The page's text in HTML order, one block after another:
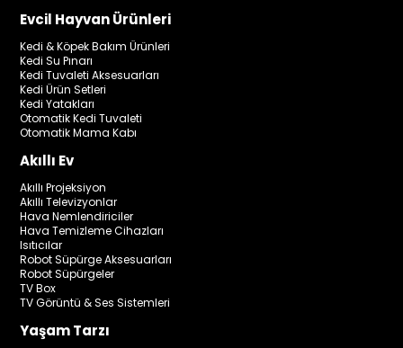
Evcil Hayvan Ürünleri
Kedi & Köpek Bakım Ürünleri
Kedi Su Pınarı
Kedi Tuvaleti Aksesuarları
Kedi Ürün Setleri
Kedi Yatakları
Otomatik Kedi Tuvaleti
Otomatik Mama Kabı
Akıllı Ev
Akıllı Projeksiyon
Akıllı Televizyonlar
Hava Nemlendiriciler
Hava Temizleme Cihazları
Isıtıcılar
Robot Süpürge Aksesuarları
Robot Süpürgeler
TV Box
TV Görüntü & Ses Sistemleri
Yaşam Tarzı